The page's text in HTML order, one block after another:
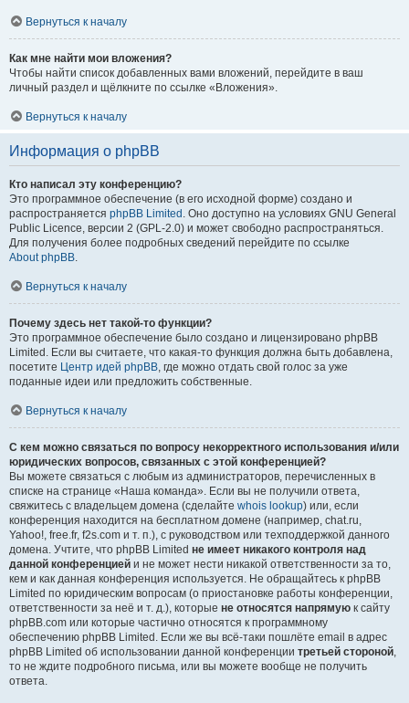
Вернуться к началу
Как мне найти мои вложения?
Чтобы найти список добавленных вами вложений, перейдите в ваш
личный раздел и щёлкните по ссылке «Вложения».
Вернуться к началу
Информация о phpBB
Кто написал эту конференцию?
Это программное обеспечение (в его исходной форме) создано и
распространяется phpBB Limited . Оно доступно на условиях GNU General
Public Licence, версии 2 (GPL-2.0) и может свободно распространяться.
Для получения более подробных сведений перейдите по ссылке
About phpBB.
Вернуться к началу
Почему здесь нет такой-то функции?
Это программное обеспечение было создано и лицензировано phpBB
Limited. Если вы считаете, что какая-то функция должна быть добавлена,
посетите Центр идей phpBB, где можно отдать свой голос за уже
поданные идеи или предложить собственные.
Вернуться к началу
С кем можно связаться по вопросу некорректного использования и/или
юридических вопросов, связанных с этой конференцией?
Вы можете связаться с любым из администраторов, перечисленных в
списке на странице «Наша команда». Если вы не получили ответа,
свяжитесь с владельцем домена (сделайте whois lookup) или, если
конференция находится на бесплатном домене (например, chat.ru,
Yahoo!, free.fr, f2s.com и т. п.), с руководством или техподдержкой данного
домена. Учтите, что phpBB Limited не имеет никакого контроля над
данной конференцией и не может нести никакой ответственности за то,
кем и как данная конференция используется. Не обращайтесь к phpBB
Limited по юридическим вопросам (о приостановке работы конференции,
ответственности за неё и т. д.), которые не относятся напрямую к сайту
phpBB.com или которые частично относятся к программному
обеспечению phpBB Limited. Если же вы всё-таки пошлёте email в адрес
phpBB Limited об использовании данной конференции третьей стороной,
то не ждите подробного письма, или вы можете вообще не получить
ответа.